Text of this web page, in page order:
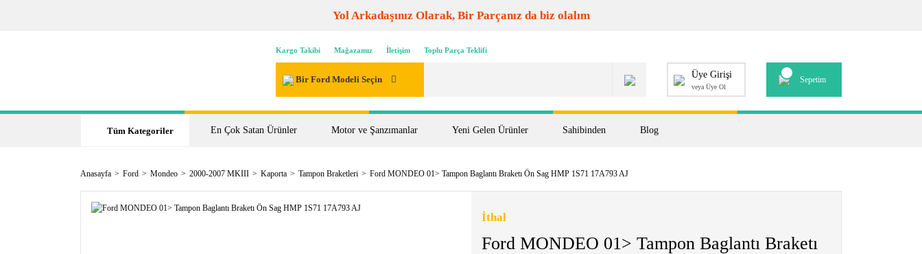
Yol Arkadaşınız Olarak, Bir Parçanız da biz olalım
Kargo Takibi Mağazamız İletişim Toplu Parça Teklifi
Bir Ford Modeli Seçin Üye Girişi
veya Üye Ol
Sepetim
Tüm Kategoriler En Çok Satan Ürünler Motor ve Şanzımanlar Yeni Gelen Ürünler Sahibinden Blog
Anasayfa Ford Mondeo 2000-2007 MKIII Kaporta Tampon Braketleri Ford MONDEO 01> Tampon Baglantı Braketı Ön Sag HMP 1S71 17A793 AJ
İthal
Ford MONDEO 01> Tampon Baglantı Braketı